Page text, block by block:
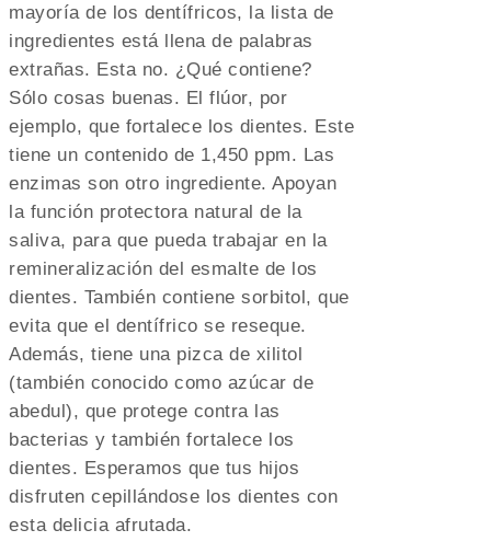
mayoría de los dentífricos, la lista de
ingredientes está llena de palabras
extrañas. Esta no. ¿Qué contiene?
Sólo cosas buenas. El flúor, por
ejemplo, que fortalece los dientes. Este
tiene un contenido de 1,450 ppm. Las
enzimas son otro ingrediente. Apoyan
la función protectora natural de la
saliva, para que pueda trabajar en la
remineralización del esmalte de los
dientes. También contiene sorbitol, que
evita que el dentífrico se reseque.
Además, tiene una pizca de xilitol
(también conocido como azúcar de
abedul), que protege contra las
bacterias y también fortalece los
dientes. Esperamos que tus hijos
disfruten cepillándose los dientes con
esta delicia afrutada.